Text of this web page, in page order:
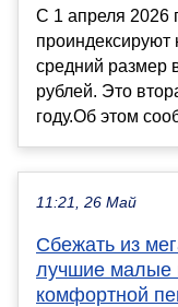
С 1 апреля 2026
средний размер
рублей. Это
году.Об этом
11:21, 26 Май
Сбежать из
лучшие малые
комфортной